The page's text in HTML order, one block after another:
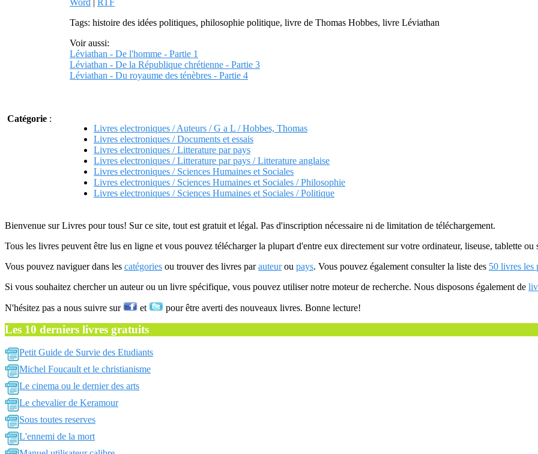
Word | RTF
Tags: histoire des idées politiques, philosophie politique, livre de Thomas Hobbes, livre Léviathan
Voir aussi:
Léviathan - De l'homme - Partie 1
Léviathan - De la République chrétienne - Partie 3
Léviathan - Du royaume des ténèbres - Partie 4
Catégorie :
Livres electroniques / Auteurs / G a L / Hobbes, Thomas
Livres electroniques / Documents et essais
Livres electroniques / Litterature par pays
Livres electroniques / Litterature par pays / Litterature anglaise
Livres electroniques / Sciences Humaines et Sociales
Livres electroniques / Sciences Humaines et Sociales / Philosophie
Livres electroniques / Sciences Humaines et Sociales / Politique
Bienvenue sur Livres pour tous! Sur ce site, tout est gratuit et légal. Pas d'inscription nécessaire ni de limitation de téléchargement.
Tous les livres peuvent être lus en ligne et vous pouvez télécharger la plupart d'entre eux directement sur votre ordinateur, liseuse, tablette ou
Vous pouvez naviguer dans les catégories ou trouver des livres parauteurou pays. Vous pouvez également consulter la liste des 50 livres les
Si vous souhaitez chercher un auteur ou un livre spécifique, vous pouvez utiliser notre moteur de recherche. Nous disposons également de
N'hésitez pas a nous suivre sur et pour être averti des nouveaux livres. Bonne lecture!
Les 10 derniers livres gratuits
Petit Guide de Survie des Etudiants
Michel Foucault et le christianisme
Le cinema ou le dernier des arts
Le chevalier de Keramour
Sous toutes reserves
L'ennemi de la mort